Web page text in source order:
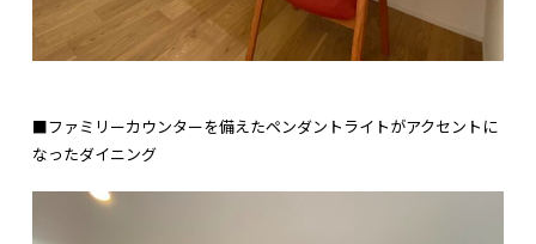
■ファミリーカウンターを備えたペンダントライトがアクセントに
なったダイニング